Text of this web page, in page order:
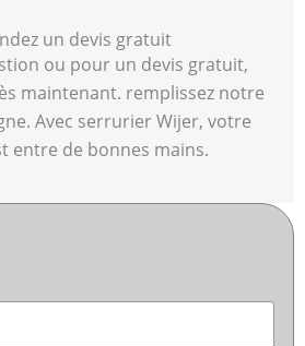
un devis gratuit
ou pour un devis gratuit,
maintenant. remplissez notre
Avec serrurier Wijer, votre
entre de bonnes mains.